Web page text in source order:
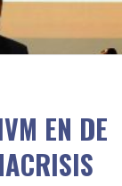
EN DE